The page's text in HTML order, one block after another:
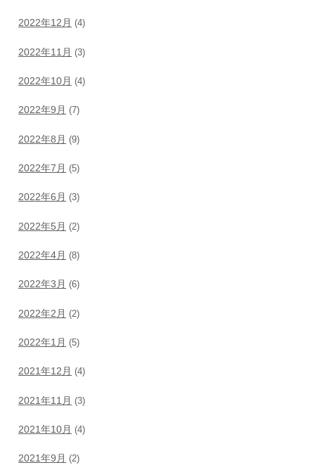
2022年12月 (4)
2022年11月 (3)
2022年10月 (4)
2022年9月 (7)
2022年8月 (9)
2022年7月 (5)
2022年6月 (3)
2022年5月 (2)
2022年4月 (8)
2022年3月 (6)
2022年2月 (2)
2022年1月 (5)
2021年12月 (4)
2021年11月 (3)
2021年10月 (4)
2021年9月 (2)